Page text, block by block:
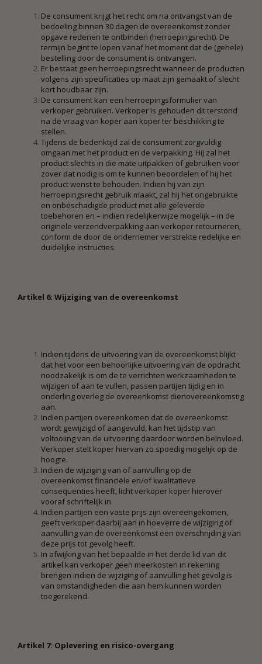
De consument krijgt het recht om na ontvangst van de
bedoeling binnen 30 dagen de overeenkomst zonder
opgave redenen te ontbinden (herroepingsrecht). De
termijn begint te lopen vanaf het moment dat de (gehele)
bestelling door de consument is ontvangen.
Er bestaat geen herroepingsrecht wanneer de producten
volgens zijn specificaties op maat zijn gemaakt of slecht
kort houdbaar zijn.
De consument kan een herroepingsformulier van
verkoper gebruiken. Verkoper is gehouden dit terstond
na de vraag van koper aan koper ter beschikking te
stellen.
Tijdens de bedenktijd zal de consument zorgvuldig
omgaan met het product en de verpakking. Hij zal het
product slechts in die mate uitpakken of gebruiken voor
zover dat nodig is om te kunnen beoordelen of hij het
product wenst te behouden. Indien hij van zijn
herroepingsrecht gebruik maakt, zal hij het ongebruikte
en onbeschadigde product met alle geleverde
toebehoren en – indien redelijkerwijze mogelijk – in de
originele verzendverpakking aan verkoper retourneren,
conform de door de ondernemer verstrekte redelijke en
duidelijke instructies.
Artikel 6: Wijziging van de overeenkomst
Indien tijdens de uitvoering van de overeenkomst blijkt
dat het voor een behoorlijke uitvoering van de opdracht
noodzakelijk is om de te verrichten werkzaamheden te
wijzigen of aan te vullen, passen partijen tijdig en in
onderling overleg de overeenkomst dienovereenkomstig
aan.
Indien partijen overeenkomen dat de overeenkomst
wordt gewijzigd of aangevuld, kan het tijdstip van
voltooiing van de uitvoering daardoor worden beïnvloed.
Verkoper stelt koper hiervan zo spoedig mogelijk op de
hoogte.
Indien de wijziging van of aanvulling op de
overeenkomst financiële en/of kwalitatieve
consequenties heeft, licht verkoper koper hierover
vooraf schriftelijk in.
Indien partijen een vaste prijs zijn overeengekomen,
geeft verkoper daarbij aan in hoeverre de wijziging of
aanvulling van de overeenkomst een overschrijding van
deze prijs tot gevolg heeft.
In afwijking van het bepaalde in het derde lid van dit
artikel kan verkoper geen meerkosten in rekening
brengen indien de wijziging of aanvulling het gevolg is
van omstandigheden die aan hem kunnen worden
toegerekend.
Artikel 7: Oplevering en risico-overgang